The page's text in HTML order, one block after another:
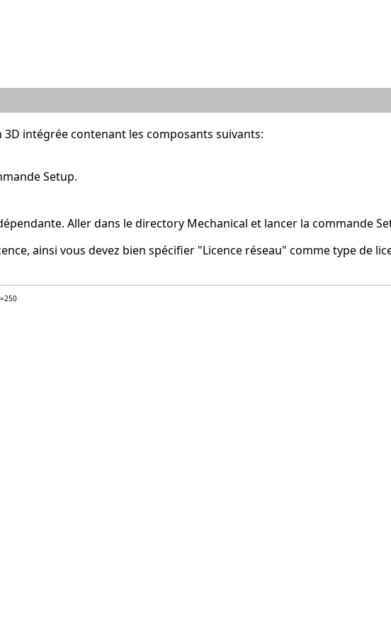
intégrée contenant les composants suivants:
Setup.
Aller dans le directory Mechanical et lancer la commande
ainsi vous devez bien spécifier "Licence réseau" comme type de